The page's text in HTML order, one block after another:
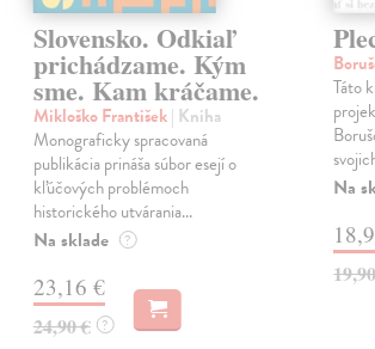
Slovensko. Odkiaľ
prichádzame. Kým
sme. Kam kráčame.
Mikloško František| Kniha
Monograficky spracovaná
publikácia prináša súbor esejí o
kľúčových problémoch
historického utvárania...
Na sklade ?
23,16 €
24,90 € ?
Táto
Na